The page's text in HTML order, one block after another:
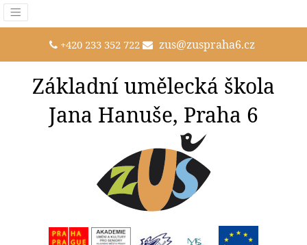
+420 233 352 722 zus@zuspraha6.cz
Základní umělecká škola
Jana Hanuše, Praha 6